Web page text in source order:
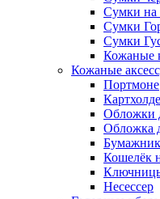
Сумки на
Сумки
Сумки
Кожаные
Кожаные
Портмоне
Обложки
Обложка
Кошелёк
Несессер